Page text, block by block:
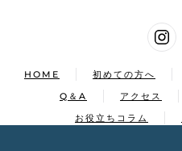
HOME 初めての方へ
Q＆A
アクセス
お役立ちコラム